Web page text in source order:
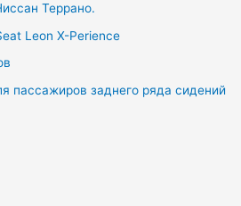
Террано.
Leon X-Perience
пассажиров заднего ряда сидений